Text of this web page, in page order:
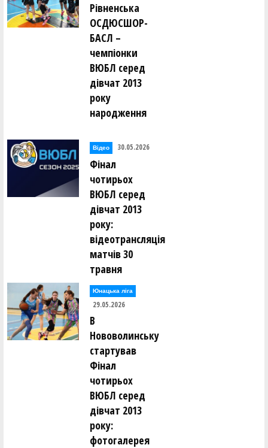
Рівненська
ОСДЮСШОР-
БАСЛ –
чемпіонки
ВЮБЛ серед
дівчат 2013
року
народження
Відео 30.05.2026
Фінал
чотирьох
ВЮБЛ серед
дівчат 2013
року:
відеотрансляція
матчів 30
травня
Юнацька ліга
29.05.2026
В
Нововолинську
стартував
Фінал
чотирьох
ВЮБЛ серед
дівчат 2013
року:
фотогалерея